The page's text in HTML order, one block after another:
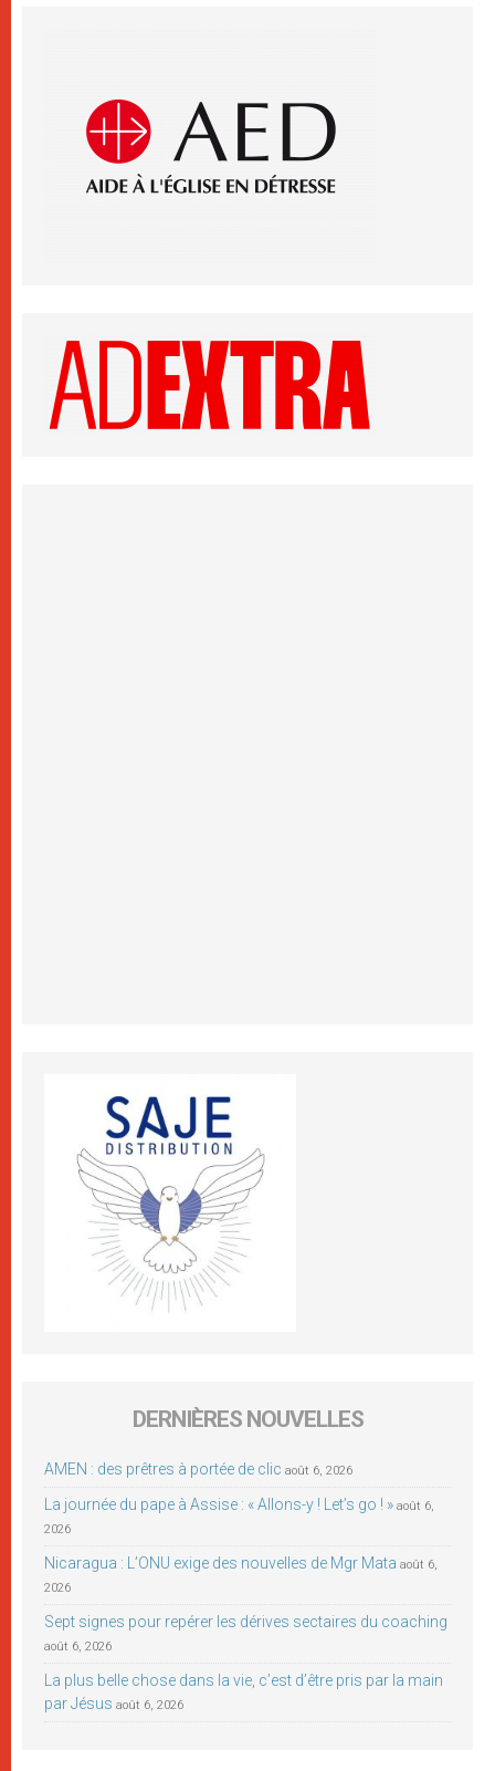
DERNIÈRES NOUVELLES
AMEN : des prêtres à portée de clic août 6, 2026
La journée du pape à Assise : « Allons-y ! Let’s go ! » août 6,
2026
Nicaragua : L’ONU exige des nouvelles de Mgr Mata août 6,
2026
Sept signes pour repérer les dérives sectaires du coaching
août 6, 2026
La plus belle chose dans la vie, c’est d’être pris par la main
par Jésus août 6, 2026